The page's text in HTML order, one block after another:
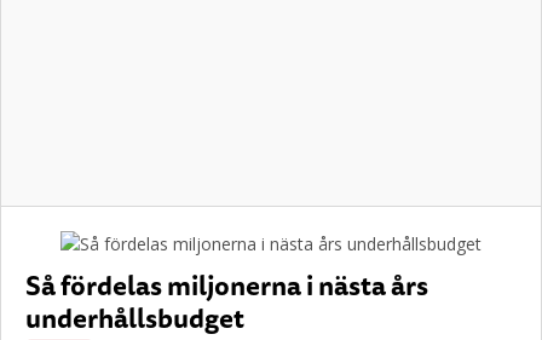
Så fördelas miljonerna i nästa års
underhållsbudget